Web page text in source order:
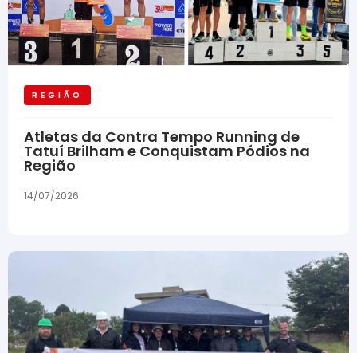
REGIÃO
Atletas da Contra Tempo Running de
Tatuí Brilham e Conquistam Pódios na
Região
14/07/2026